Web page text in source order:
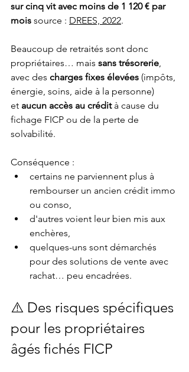
sur cinq vit avec moins de 1 120 € par
mois source : DREES, 2022.
Beaucoup de retraités sont donc
propriétaires… mais sans trésorerie,
avec des charges fixes élevées (impôts,
énergie, soins, aide à la personne)
et aucun accès au crédit à cause du
fichage FICP ou de la perte de
solvabilité.
Conséquence :
certains ne parviennent plus à
rembourser un ancien crédit immo
ou conso,
d'autres voient leur bien mis aux
enchères,
quelques-uns sont démarchés
pour des solutions de vente avec
rachat… peu encadrées.
⚠️ Des risques spécifiques
pour les propriétaires
âgés fichés FICP